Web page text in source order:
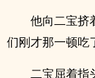
他向二宝挤
们刚才那一顿吃
二宝屈着指